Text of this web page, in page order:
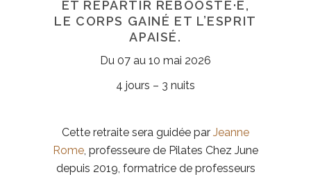
ET REPARTIR REBOOSTÉ·E,
LE CORPS GAINÉ ET L’ESPRIT
APAISÉ.
Du 07 au 10 mai 2026
4 jours – 3 nuits
Cette retraite sera guidée par Jeanne
Rome, professeure de Pilates Chez June
depuis 2019, formatrice de professeurs